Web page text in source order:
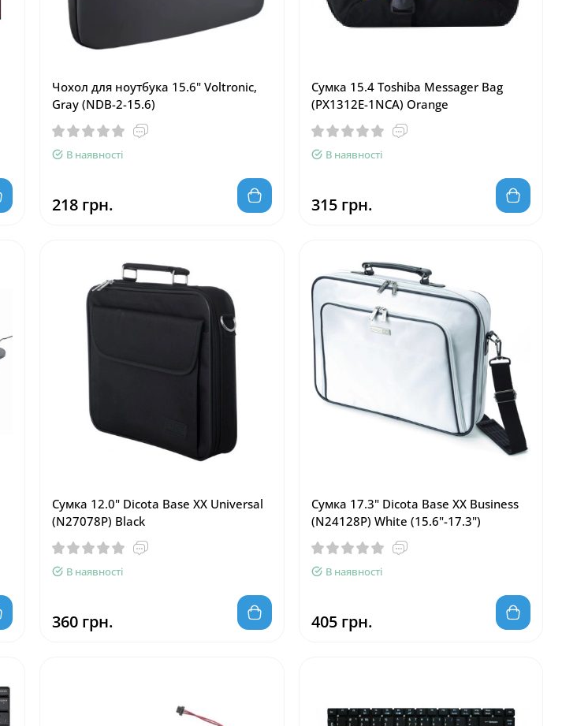
Чохол для ноутбука 15.6" Voltronic,
Gray (NDB-2-15.6)
В наявності
218 грн.
Сумка 15.4 Toshiba Messager Bag
(PX1312E-1NCA) Orange
В наявності
315 грн.
Сумка 12.0" Dicota Base XX Universal
(N27078P) Black
В наявності
360 грн.
Сумка 17.3" Dicota Base XX Business
(N24128P) White (15.6"-17.3")
В наявності
405 грн.